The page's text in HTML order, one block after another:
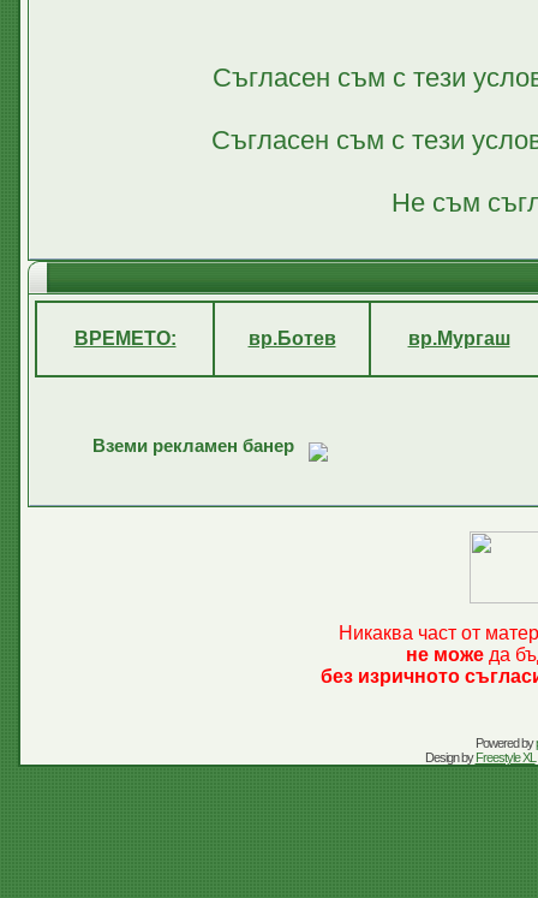
Съгласен съм с тези
Съгласен съм с тези
Не съм
ВРЕМЕТО: вр.Ботев вр.Мургаш
Вземи рекламен банер
Никаква част от
не може да
без изричното
Powered by
Design byFreestyle XL